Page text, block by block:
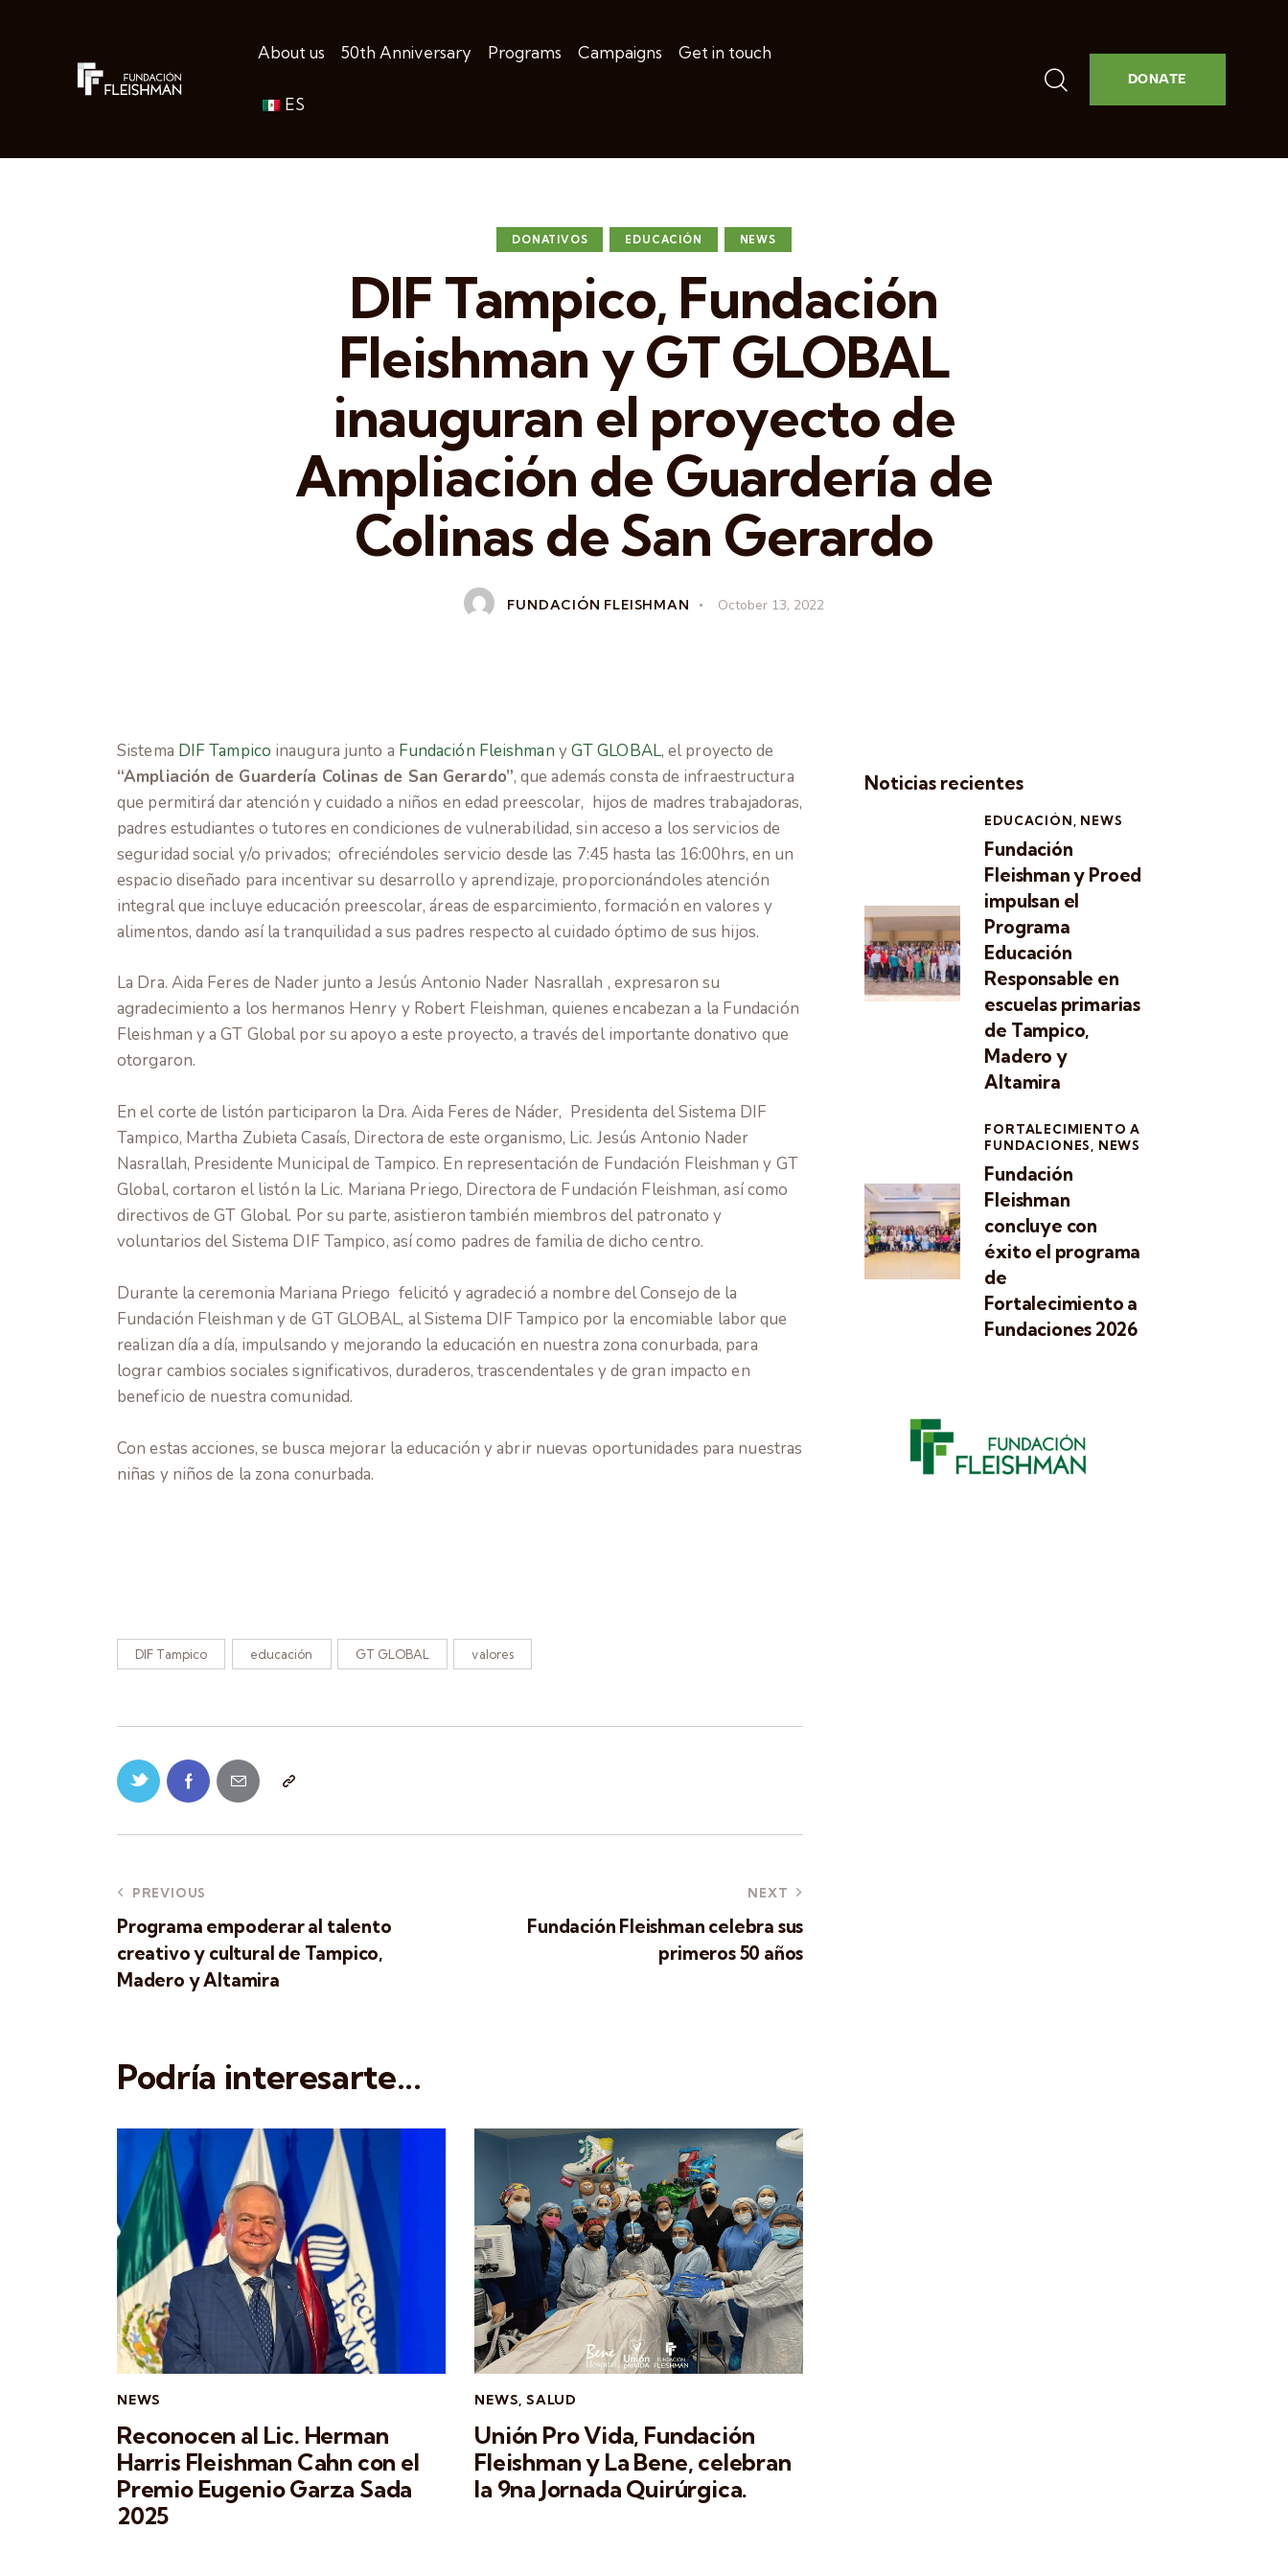
About us 50th Anniversary Programs Campaigns Get in touch
ES
DONATE
DONATIVOS EDUCACIÓN NEWS
DIF Tampico, Fundación
Fleishman y GT GLOBAL
inauguran el proyecto de
Ampliación de Guardería de
Colinas de San Gerardo
FUNDACIÓN FLEISHMAN October 13, 2022
Sistema DIF Tampico inaugura junto a Fundación Fleishman yGT GLOBAL, el proyecto de
“Ampliación de Guardería Colinas de San Gerardo”, que además consta de infraestructura
que permitirá dar atención y cuidado a niños en edad preescolar, hijos de madres trabajadoras,
padres estudiantes o tutores en condiciones de vulnerabilidad, sin acceso a los servicios de
seguridad social y/o privados; ofreciéndoles servicio desde las 7:45 hasta las 16:00hrs, en un
espacio diseñado para incentivar su desarrollo y aprendizaje, proporcionándoles atención
integral que incluye educación preescolar, áreas de esparcimiento, formación en valores y
alimentos, dando así la tranquilidad a sus padres respecto al cuidado óptimo de sus hijos.
La Dra. Aida Feres de Nader junto a Jesús Antonio Nader Nasrallah , expresaron su
agradecimiento a los hermanos Henry y Robert Fleishman, quienes encabezan a la Fundación
Fleishman y a GT Global por su apoyo a este proyecto, a través del importante donativo que
otorgaron.
En el corte de listón participaron la Dra. Aida Feres de Náder, Presidenta del Sistema DIF
Tampico, Martha Zubieta Casaís, Directora de este organismo, Lic. Jesús Antonio Nader
Nasrallah, Presidente Municipal de Tampico. En representación de Fundación Fleishman y GT
Global, cortaron el listón la Lic. Mariana Priego, Directora de Fundación Fleishman, así como
directivos de GT Global. Por su parte, asistieron también miembros del patronato y
voluntarios del Sistema DIF Tampico, así como padres de familia de dicho centro.
Durante la ceremonia Mariana Priego felicitó y agradeció a nombre del Consejo de la
Fundación Fleishman y de GT GLOBAL, al Sistema DIF Tampico por la encomiable labor que
realizan día a día, impulsando y mejorando la educación en nuestra zona conurbada, para
lograr cambios sociales significativos, duraderos, trascendentales y de gran impacto en
beneficio de nuestra comunidad.
Con estas acciones, se busca mejorar la educación y abrir nuevas oportunidades para nuestras
niñas y niños de la zona conurbada.
DIF Tampico educación GT GLOBAL valores
PREVIOUS
Programa empoderar al talento
creativo y cultural de Tampico,
Madero y Altamira
NEXT
Fundación Fleishman celebra sus
primeros 50 años
Podría interesarte...
NEWS
Reconocen al Lic. Herman
Harris Fleishman Cahn con el
Premio Eugenio Garza Sada
2025
NEWS, SALUD
Unión Pro Vida, Fundación
Fleishman y La Bene, celebran
la 9na Jornada Quirúrgica.
Noticias recientes
EDUCACIÓN, NEWS
Fundación
Fleishman y Proed
impulsan el
Programa
Educación
Responsable en
escuelas primarias
de Tampico,
Madero y
Altamira
FORTALECIMIENTO A
FUNDACIONES, NEWS
Fundación
Fleishman
concluye con
éxito el programa
de
Fortalecimiento a
Fundaciones 2026